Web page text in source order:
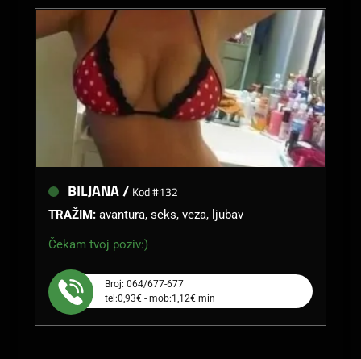
BILJANA / Kod #132
TRAŽIM: avantura, seks, veza, ljubav
Čekam tvoj poziv:)
Broj: 064/677-677
tel:0,93€ - mob:1,12€ min